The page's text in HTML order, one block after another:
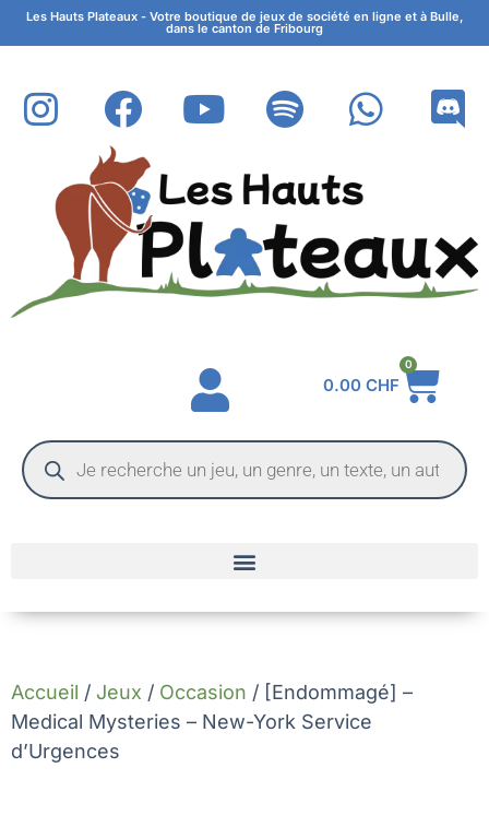
Les Hauts Plateaux - Votre boutique de jeux de société en ligne et à Bulle,
dans le canton de Fribourg
0.00 CHF
0
Accueil / Jeux / Occasion / [Endommagé] –
Medical Mysteries – New-York Service
d’Urgences